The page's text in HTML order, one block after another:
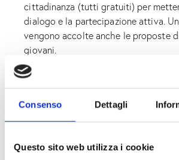
Consenso Dettagli
Questo sito web utilizza i cookie
cittadinanza (tutti gratuiti) per
dialogo e la partecipazione attiva.
vengono accolte anche le proposte
giovani.
La biblioteca diventa così un piccolo
urbano, un luogo in cui fermarsi,
leggere, condividere idee o
Particolare attenzione viene dedicata